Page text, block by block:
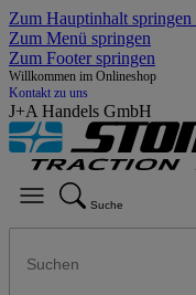
Zum Hauptinhalt springen
Zum Menü springen
Zum Footer springen
Willkommen im Onlineshop
Kontakt zu uns
J+A Handels GmbH
Suche